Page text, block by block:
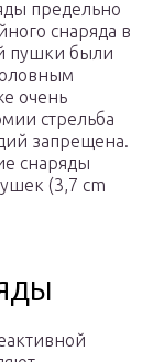
предельно
снаряда в
пушки были
очень
стрельба
запрещена.
снаряды
(3,7 сm